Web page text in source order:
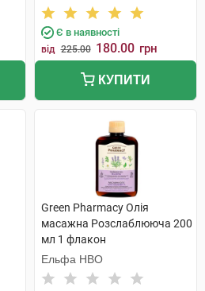
Є в наявності
від 225.00 180.00 грн
КУПИТИ
Green Pharmacy Олія
масажна Розслаблююча 200
мл 1 флакон
Ельфа НВО